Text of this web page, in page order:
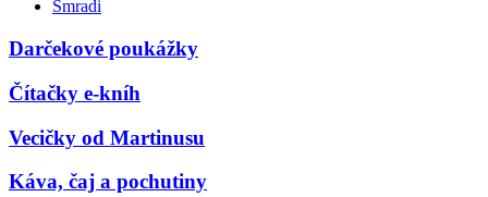
Smradi
Darčekové poukážky
Čítačky e-kníh
Vecičky od Martinusu
Káva, čaj a pochutiny